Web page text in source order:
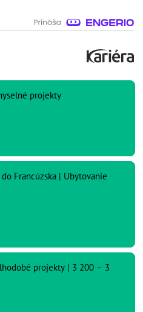
projekty
Francúzska | Ubytovanie
projekty | 3 200 – 3